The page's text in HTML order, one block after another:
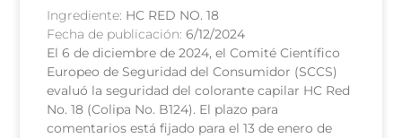
Ingrediente: HC RED NO. 18
Fecha de publicación:6/12/2024
El 6 de diciembre de 2024, el Comité Científico
Europeo de Seguridad del Consumidor (SCCS)
evaluó la seguridad del colorante capilar HC Red
No. 18 (Colipa No. B124). El plazo para
comentarios está fijado para el 13 de enero de